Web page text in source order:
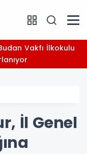
İl Genel